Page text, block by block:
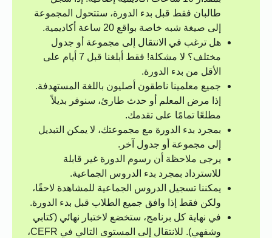
طالبان فقط قبل بدء الدورة، ستتحول المجموعة
إلى صيغة شبه خاصة بواقع 20 ساعة أكاديمية.
هل ترغب في الانتقال إلى مجموعة أو جدول
مختلف؟ لا مشكلة! فقط أبلغنا قبل 7 أيام على
الأقل من بدء الدورة.
جميع معلمينا ناطقون أصليون باللغة المستهدفة.
إذا مرض المعلم أو حدث طارئ، سنوفر بديلاً
مطلعًا تمامًا على تقدمك.
بمجرد بدء الدورة مع مجموعتك، لا يمكن التبديل
إلى مجموعة أو جدول آخر.
يرجى ملاحظة أن رسوم الدورة غير قابلة
للاسترداد بمجرد بدء الدروس الجماعية.
يمكننا تسجيل الدروس الجماعية للمشاهدة لاحقًا،
ولكن فقط إذا وافق جميع الطلاب قبل بدء الدورة.
في نهاية كل برنامج، ستخضع لاختبار نهائي (كتابي
وشفهي). للانتقال إلى المستوى التالي في CEFR،